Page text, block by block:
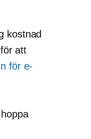
kostnad
att
för e-